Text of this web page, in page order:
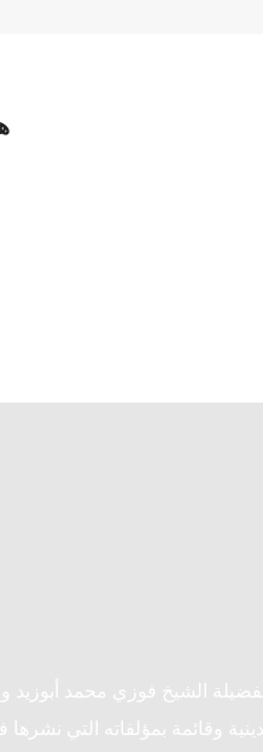
الشيخ فوزي محمد
وقائمة بمؤلفاته التي